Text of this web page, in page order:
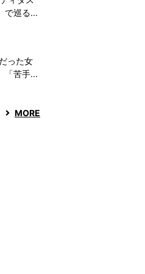
で巡る...
った女
「苦手...
MORE